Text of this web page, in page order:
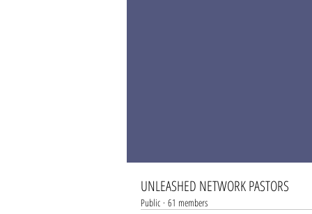
UNLEASHED NETWORK PASTORS
Public · 61 members